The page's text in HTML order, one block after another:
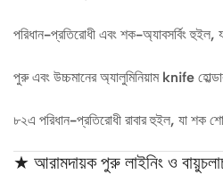
পরিধান-প্রতিরোধী এবং শক-অ্যাবসর্বিং হুইল,
পুরু এবং উচ্চমানের অ্যালুমিনিয়াম knife
৮২এ পরিধান-প্রতিরোধী রাবার হুইল, যা শক
★ আরামদায়ক পুরু লাইনিং ও